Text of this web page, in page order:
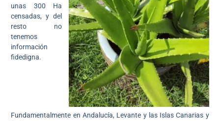
unas 300 Ha
censadas, y del
resto no
tenemos
información
fidedigna.
Fundamentalmente en Andalucía, Levante y las Islas Canarias y